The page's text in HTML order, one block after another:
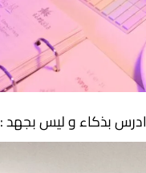
ادرس بذكاء و ليس بجهد : 13 سر للدراسة بذكاء